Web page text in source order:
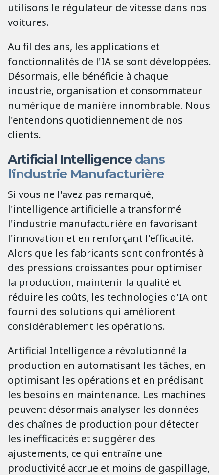
utilisons le régulateur de vitesse dans nos
voitures.
Au fil des ans, les applications et
fonctionnalités de l'IA se sont développées.
Désormais, elle bénéficie à chaque
industrie, organisation et consommateur
numérique de manière innombrable. Nous
l'entendons quotidiennement de nos
clients.
Artificial Intelligencedans
l'industrie Manufacturière
Si vous ne l'avez pas remarqué,
l'intelligence artificielle a transformé
l'industrie manufacturière en favorisant
l'innovation et en renforçant l'efficacité.
Alors que les fabricants sont confrontés à
des pressions croissantes pour optimiser
la production, maintenir la qualité et
réduire les coûts, les technologies d'IA ont
fourni des solutions qui améliorent
considérablement les opérations.
Artificial Intelligence a révolutionné la
production en automatisant les tâches, en
optimisant les opérations et en prédisant
les besoins en maintenance. Les machines
peuvent désormais analyser les données
des chaînes de production pour détecter
les inefficacités et suggérer des
ajustements, ce qui entraîne une
productivité accrue et moins de gaspillage,